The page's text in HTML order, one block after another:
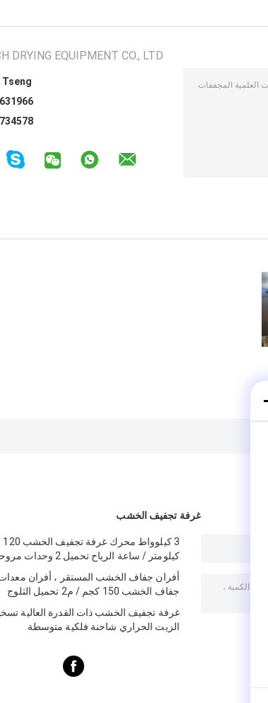
DRYING EQUIPMENT CO., LTD.
Tseng
غرفة تجفيف الخشب
3 كيلوواط محرك غرفة تجفيف الخشب 120
كيلومتر / ساعة الرياح تحميل 2 وحدات مروحة
أفران جفاف الخشب المستقر ، أفران
جفاف الخشب 150 كجم / م2 تحميل الثلوج
غرفة تجفيف الخشب ذات القدرة العالية
الزيت الحراري شاحنة فلكية متوسطة